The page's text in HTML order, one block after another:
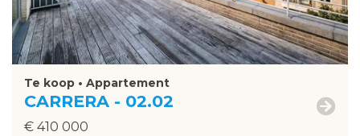
Te koop • Appartement
CARRERA - 02.02
€ 410 000